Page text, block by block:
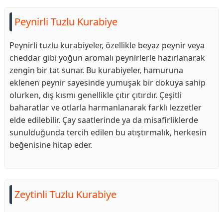
Peynirli Tuzlu Kurabiye
Peynirli tuzlu kurabiyeler, özellikle beyaz peynir veya
cheddar gibi yoğun aromalı peynirlerle hazırlanarak
zengin bir tat sunar. Bu kurabiyeler, hamuruna
eklenen peynir sayesinde yumuşak bir dokuya sahip
olurken, dış kısmı genellikle çıtır çıtırdır. Çeşitli
baharatlar ve otlarla harmanlanarak farklı lezzetler
elde edilebilir. Çay saatlerinde ya da misafirliklerde
sunulduğunda tercih edilen bu atıştırmalık, herkesin
beğenisine hitap eder.
Zeytinli Tuzlu Kurabiye